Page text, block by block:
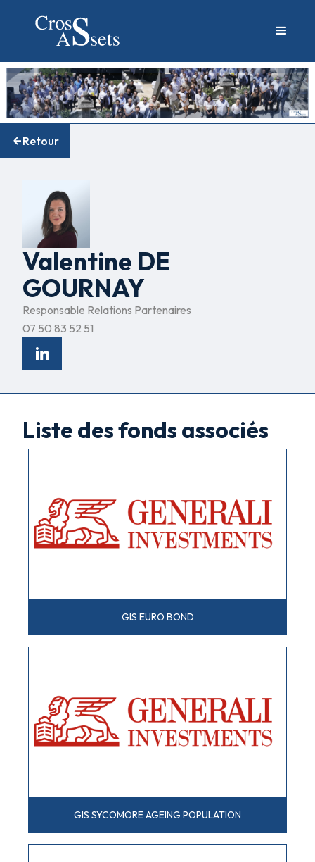
Retour
Valentine DE
GOURNAY
Responsable Relations Partenaires
07 50 83 52 51
Liste des fonds associés
GIS EURO BOND
GIS SYCOMORE AGEING POPULATION